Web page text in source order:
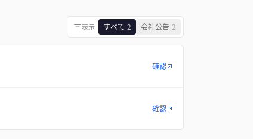
表示 すべて 2 会社公告 2
確認
確認